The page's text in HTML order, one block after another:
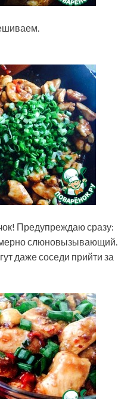
Предупреждаю сразу:
слюновызывающий.
даже соседи прийти за